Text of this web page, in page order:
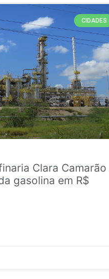
CIDADES
Clara Camarão
gasolina em R$